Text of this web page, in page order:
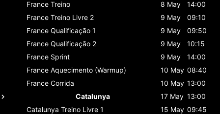
France Treino 8 May
14:00
France Treino Livre 2 9 May
09:10
France Qualificação 1 9 May
09:50
France Qualificação 2 9 May
10:15
France Sprint 9 May
14:00
France Aquecimento (Warmup) 10 May 08:40
France Corrida 10 May 13:00
Catalunya
17 May 13:00
Catalunya Treino Livre 1 15 May 09:45